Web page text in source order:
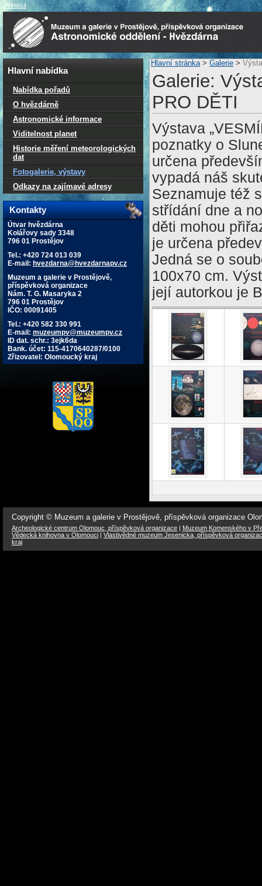
Hlavní nabídka
Nabídka pořadů
O hvězdárně
Astronomické informace
Viditelnost planet
Historie měření meteorologických
dat
Fotogalerie, výstavy
Odkazy na zajímavé adresy
Kontakty
Útvar hvězdárna
Kolářovy sady 3348
796 01 Prostějov
Tel.: +420 724 013 039
E-mail: hvezdarna@hvezdarnapv.cz
Muzeum a galerie v Prostějově,
příspěvková organizace
Nám. T. G. Masaryka 2
796 01 Prostějov
IČO: 00091405
Tel.: +420 582 330 991
E-mail: muzeumpv@muzeumpv.cz
ID dat. schr.: 3ejk6da
Bank. účet: 115-4170640287/0100
Zřizovatel: Olomoucký kraj
Hlavní stránka> Galerie >
Galerie:
PRO DĚTI
Výstava
poznatky o
určena
vypadá náš
Seznamuje též
střídání dne a
děti mohou
je určena
Jedná se o
100x70 cm.
její autorkou je
Copyright © Muzeum a galerie v Prostějově, příspěvková organizace
Archeologické centrum Olomouc, příspěvková organizace | Muzeum Komenského v
Vědecká knihovna v Olomouci | Vlastivědné muzeum Jesenicka, příspěvková
kraj
Přihlásit